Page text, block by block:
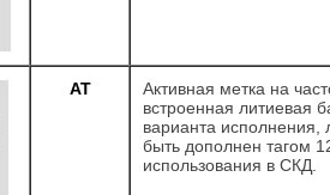
AT
Активная метка на
встроенная литиевая
варианта
быть дополнен тагом
использования в СКД.